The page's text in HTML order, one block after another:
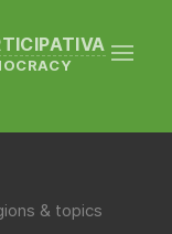
& topics